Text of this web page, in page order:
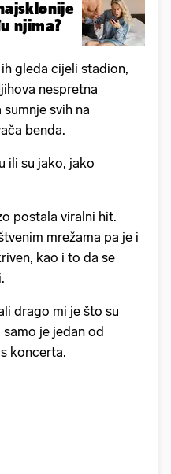
njima?
gleda cijeli stadion,
nespretna
svih na
benda.
ili su jako, jako
postala viralni hit.
mrežama pa je i
kao i to da se
drago mi je što su
je jedan od
koncerta.